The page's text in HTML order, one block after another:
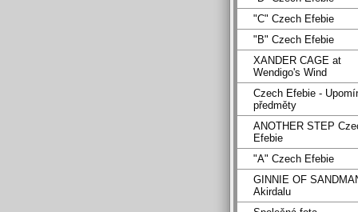
"C" Czech Efebie
"B" Czech Efebie
XANDER CAGE at
Wendigo's Wind
Czech Efebie -
předměty
ANOTHER STEP
Efebie
"A" Czech Efebie
GINNIE OF
Akirdalu